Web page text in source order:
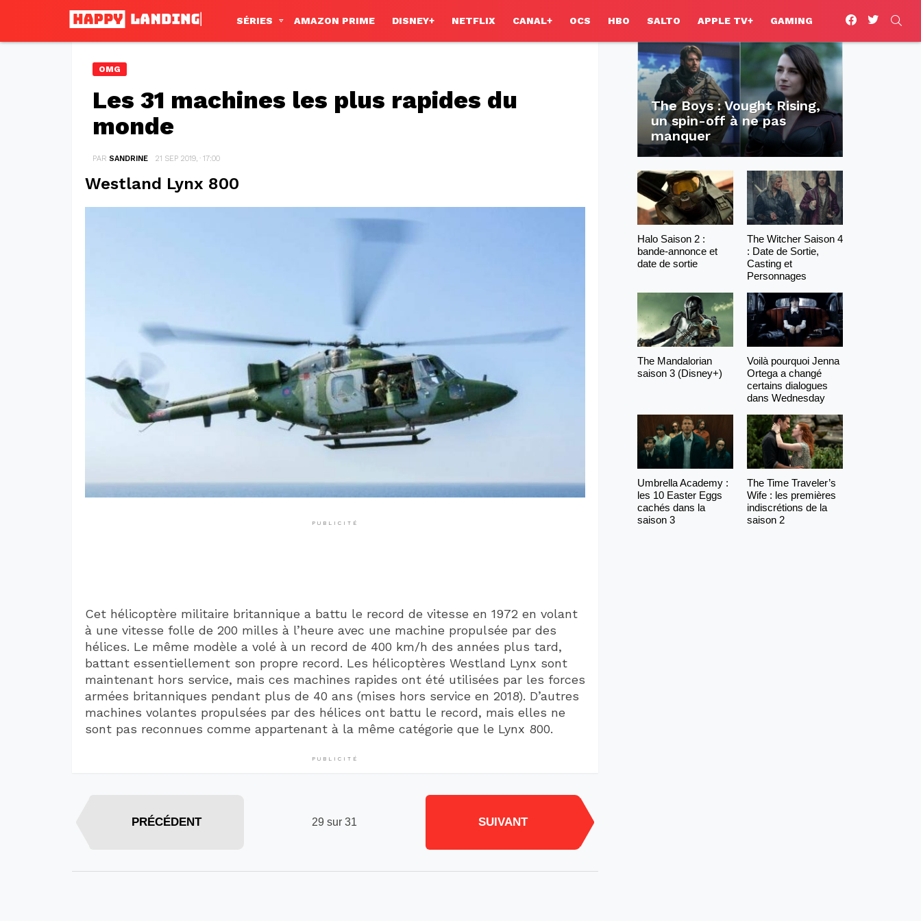
SÉRIES AMAZON PRIME DISNEY+ NETFLIX CANAL+ OCS HBO SALTO APPLE TV+ GAMING
facebooktwitter
OMG
Les 31 machines les plus rapides du
monde
PAR SANDRINE 21 SEP 2019, · 17:00
Westland Lynx 800
PUBLICITÉ
Cet hélicoptère militaire britannique a battu le record de vitesse en 1972 en volant
à une vitesse folle de 200 milles à l’heure avec une machine propulsée par des
hélices. Le même modèle a volé à un record de 400 km/h des années plus tard,
battant essentiellement son propre record. Les hélicoptères Westland Lynx sont
maintenant hors service, mais ces machines rapides ont été utilisées par les forces
armées britanniques pendant plus de 40 ans (mises hors service en 2018). D’autres
machines volantes propulsées par des hélices ont battu le record, mais elles ne
sont pas reconnues comme appartenant à la même catégorie que le Lynx 800.
PUBLICITÉ
29 sur 31
PRÉCÉDENT SUIVANT
The Boys : Vought Rising,
un spin-off à ne pas
manquer
Halo Saison 2 :
bande-annonce et
date de sortie
The Witcher Saison 4
: Date de Sortie,
Casting et
Personnages
The Mandalorian
saison 3 (Disney+)
Voilà pourquoi Jenna
Ortega a changé
certains dialogues
dans Wednesday
Umbrella Academy :
les 10 Easter Eggs
cachés dans la
saison 3
The Time Traveler’s
Wife : les premières
indiscrétions de la
saison 2